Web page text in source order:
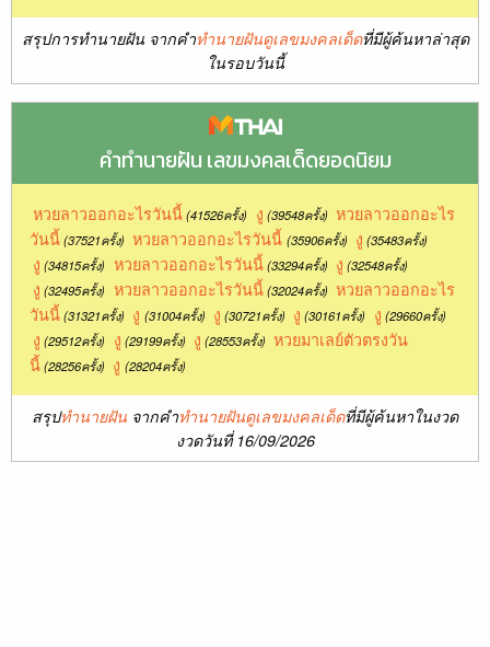
สรุปการทำนายฝัน จากคำทำนายฝันดูเลขมงคลเด็ดที่มีผู้ค้นหาล่าสุด
ในรอบวันนี้
คำทำนายฝัน เลขมงคลเด็ดยอดนิยม
หวยลาวออกอะไรวันนี้ (41526ครั้ง) งู (39548ครั้ง) หวยลาวออกอะไร
วันนี้(37521ครั้ง) หวยลาวออกอะไรวันนี้ (35906ครั้ง) งู (35483ครั้ง)
งู (34815ครั้ง) หวยลาวออกอะไรวันนี้ (33294ครั้ง) งู (32548ครั้ง)
งู (32495ครั้ง) หวยลาวออกอะไรวันนี้ (32024ครั้ง) หวยลาวออกอะไร
วันนี้(31321ครั้ง) งู (31004ครั้ง) งู (30721ครั้ง) งู (30161ครั้ง) งู (29660ครั้ง)
งู (29512ครั้ง) งู (29199ครั้ง) งู (28553ครั้ง) หวยมาเลย์ตัวตรงวัน
นี้(28256ครั้ง) งู (28204ครั้ง)
สรุปทำนายฝัน จากคำทำนายฝันดูเลขมงคลเด็ดที่มีผู้ค้นหาในงวด
งวดวันที่ 16/09/2026